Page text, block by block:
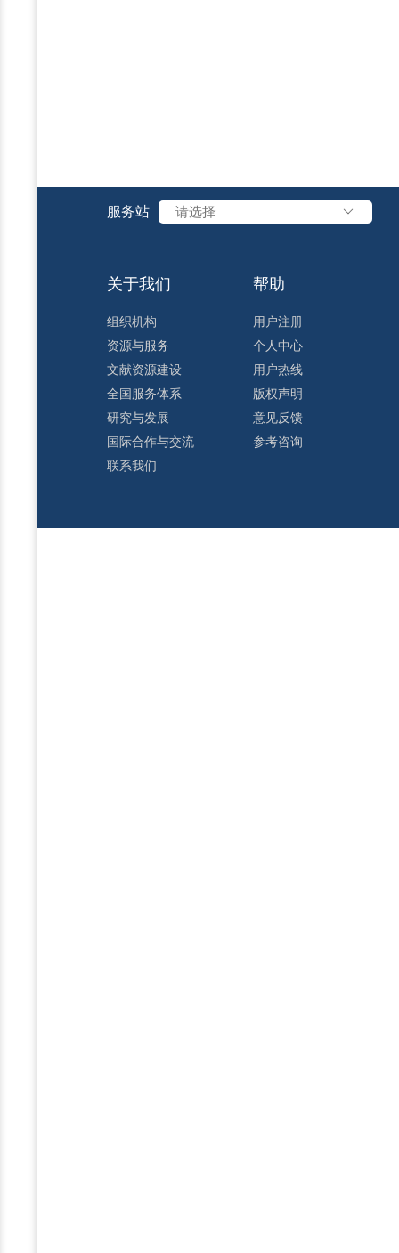
服务站 请选择
关于我们
组织机构
资源与服务
文献资源建设
全国服务体系
研究与发展
国际合作与交流
联系我们
帮助
用户注册
个人中心
用户热线
版权声明
意见反馈
参考咨询